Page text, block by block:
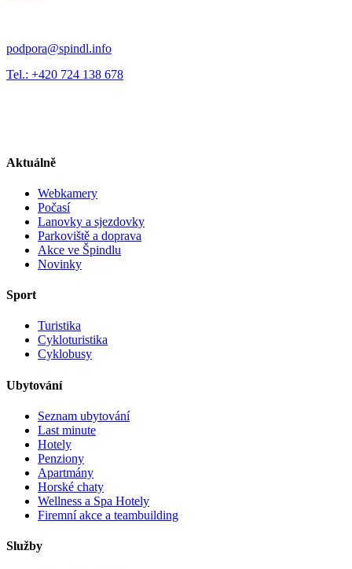
podpora@spindl.info
Tel.: +420 724 138 678
Aktuálně
Webkamery
Počasí
Lanovky a sjezdovky
Parkoviště a doprava
Akce ve Špindlu
Novinky
Sport
Turistika
Cykloturistika
Cyklobusy
Ubytování
Seznam ubytování
Last minute
Hotely
Penziony
Apartmány
Horské chaty
Wellness a Spa Hotely
Firemní akce a teambuilding
Služby